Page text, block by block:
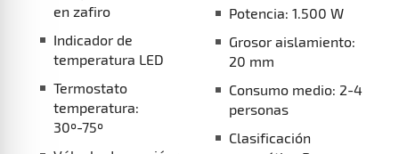
en zafiro
Indicador de
temperatura LED
Termostato
temperatura:
30º-75º
Potencia: 1.500 W
Grosor aislamiento:
20 mm
Consumo medio: 2-4
personas
Clasificación